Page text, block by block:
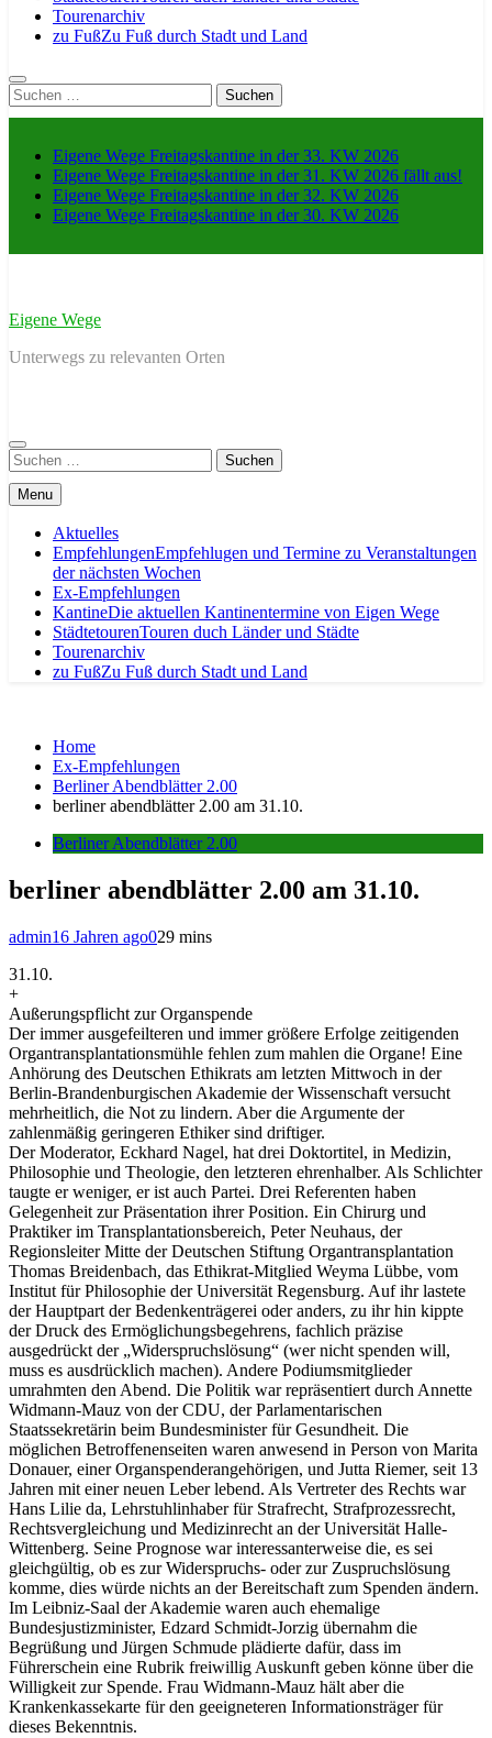
Tourenarchiv
zu FußZu Fuß durch Stadt und Land
Suche
nach:
Eigene Wege Freitagskantine in der 33. KW 2026
Eigene Wege Freitagskantine in der 31. KW 2026 fällt aus!
Eigene Wege Freitagskantine in der 32. KW 2026
Eigene Wege Freitagskantine in der 30. KW 2026
Eigene Wege
Unterwegs zu relevanten Orten
Suche
nach:
Menu
Aktuelles
EmpfehlungenEmpfehlugen und Termine zu Veranstaltungen
der nächsten Wochen
Ex-Empfehlungen
KantineDie aktuellen Kantinentermine von Eigen Wege
StädtetourenTouren duch Länder und Städte
Tourenarchiv
zu FußZu Fuß durch Stadt und Land
Home
Ex-Empfehlungen
Berliner Abendblätter 2.00
berliner abendblätter 2.00 am 31.10.
Berliner Abendblätter 2.00
berliner abendblätter 2.00 am 31.10.
admin16 Jahren ago029 mins
31.10.
+
Außerungspflicht zur Organspende
Der immer ausgefeilteren und immer größere Erfolge zeitigenden
Organtransplantationsmühle fehlen zum mahlen die Organe! Eine
Anhörung des Deutschen Ethikrats am letzten Mittwoch in der
Berlin-Brandenburgischen Akademie der Wissenschaft versucht
mehrheitlich, die Not zu lindern. Aber die Argumente der
zahlenmäßig geringeren Ethiker sind driftiger.
Der Moderator, Eckhard Nagel, hat drei Doktortitel, in Medizin,
Philosophie und Theologie, den letzteren ehrenhalber. Als Schlichter
taugte er weniger, er ist auch Partei. Drei Referenten haben
Gelegenheit zur Präsentation ihrer Position. Ein Chirurg und
Praktiker im Transplantationsbereich, Peter Neuhaus, der
Regionsleiter Mitte der Deutschen Stiftung Organtransplantation
Thomas Breidenbach, das Ethikrat-Mitglied Weyma Lübbe, vom
Institut für Philosophie der Universität Regensburg. Auf ihr lastete
der Hauptpart der Bedenkenträgerei oder anders, zu ihr hin kippte
der Druck des Ermöglichungsbegehrens, fachlich präzise
ausgedrückt der „Widerspruchslösung“ (wer nicht spenden will,
muss es ausdrücklich machen). Andere Podiumsmitglieder
umrahmten den Abend. Die Politik war repräsentiert durch Annette
Widmann-Mauz von der CDU, der Parlamentarischen
Staatssekretärin beim Bundesminister für Gesundheit. Die
möglichen Betroffenenseiten waren anwesend in Person von Marita
Donauer, einer Organspenderangehörigen, und Jutta Riemer, seit 13
Jahren mit einer neuen Leber lebend. Als Vertreter des Rechts war
Hans Lilie da, Lehrstuhlinhaber für Strafrecht, Strafprozessrecht,
Rechtsvergleichung und Medizinrecht an der Universität Halle-
Wittenberg. Seine Prognose war interessanterweise die, es sei
gleichgültig, ob es zur Widerspruchs- oder zur Zuspruchslösung
komme, dies würde nichts an der Bereitschaft zum Spenden ändern.
Im Leibniz-Saal der Akademie waren auch ehemalige
Bundesjustizminister, Edzard Schmidt-Jorzig übernahm die
Begrüßung und Jürgen Schmude plädierte dafür, dass im
Führerschein eine Rubrik freiwillig Auskunft geben könne über die
Willigkeit zur Spende. Frau Widmann-Mauz hält aber die
Krankenkassekarte für den geeigneteren Informationsträger für
dieses Bekenntnis.